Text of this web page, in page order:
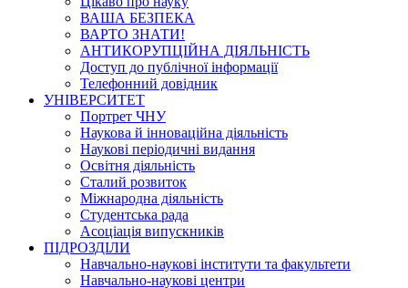
ВАША БЕЗПЕКА
ВАРТО ЗНАТИ!
АНТИКОРУПЦІЙНА ДІЯЛЬНІСТЬ
Доступ до публічної інформації
Телефонний довідник
УНІВЕРСИТЕТ
Портрет ЧНУ
Наукова й інноваційна діяльність
Наукові періодичні видання
Освітня діяльність
Сталий розвиток
Міжнародна діяльність
Студентська рада
Асоціація випускників
ПІДРОЗДІЛИ
Навчально-наукові інститути та факультети
Навчально-наукові центри